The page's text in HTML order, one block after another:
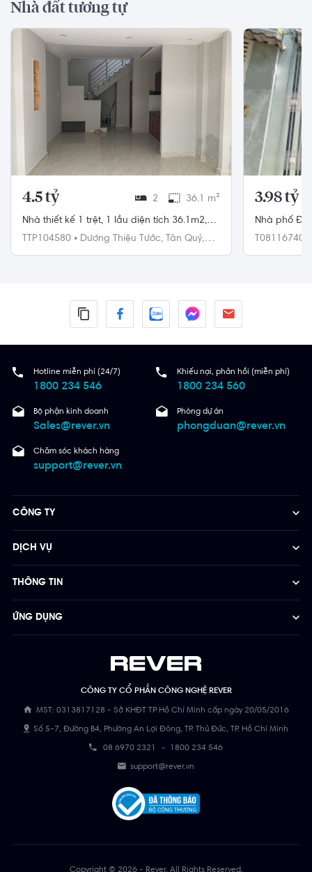
Nhà đất tương tự
4.5 tỷ 2 36.1 m²
Nhà thiết kế 1 trệt, 1 lầu diện tích 36.1m2,
không có nội thất.
TTP104580 • Dương Thiệu Tước, Tân Quý,
3.98 tỷ
Nhà phố
tích 36.4m²
T08116740
Hotline miễn phí (24/7)
1800 234 546
Khiếu nại, phản hồi (miễn phí)
1800 234 560
Bộ phận kinh doanh
Sales@rever.vn
Phòng dự án
phongduan@rever.vn
Chăm sóc khách hàng
support@rever.vn
CÔNG TY CỔ PHẦN CÔNG NGHỆ REVER
MST: 0313817128 - Sở KHĐT TP Hồ Chí Minh cấp ngày 20/05/2016
Số 5-7, Đường B4, Phường An Lợi Đông, TP. Thủ Đức, TP. Hồ Chí Minh
08 6970 2321 - 1800 234 546
support@rever.vn
CÔNG TY
DỊCH VỤ
THÔNG TIN
ỨNG DỤNG
Copyright © 2026 - Rever. All Rights Reserved.